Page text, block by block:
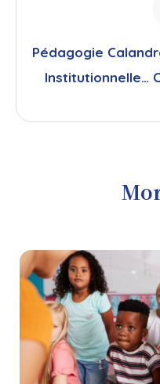
Pédagogie
Institutionnelle…